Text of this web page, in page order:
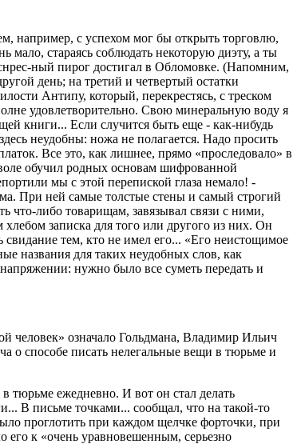
например, с успехом мог бы открыть торговлю,
стараясь соблюдать некоторую диэту, а ты
ный пирог достигал в Обломовке. (Напомним,
день; на третий и четвертый остатки
Антипу, который, перекрестясь, с треском
удовлетворительно. Свою минеральную воду я
книги... Если случится быть еще - как-нибудь
неудобны: ножа не полагается. Надо просить
Все это, как лишнее, прямо «проследовало» в
обучил родных основам шифрованной
мы с этой перепиской глаза немало! -
При ней самые толстые стены и самый строгий
что-либо товарищам, завязывал связи с ними,
записка для того или другого из них. Он
тем, кто не имел его... «Его неистощимое
названия для таких неудобных слов, как
нужно было все суметь передать и
человек» означало Гольдмана, Владимир Ильич
о способе писать нелегальные вещи в тюрьме и
тюрьме ежедневно. И вот он стал делать
В письме точками... сообщал, что на такой-то
проглотить при каждом щелчке форточки, при
его к «очень уравновешенным, серьезно